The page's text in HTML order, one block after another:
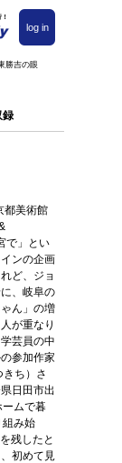
log in
勝吉の眼
録
都美術館
で」とい
ンの企画
ど、ジョ
、岐阜の
ん」の増
が重なり
芸員の中
参加作家
ち）さ
日田市出
ムで暮
組み始
残したと
初めて見